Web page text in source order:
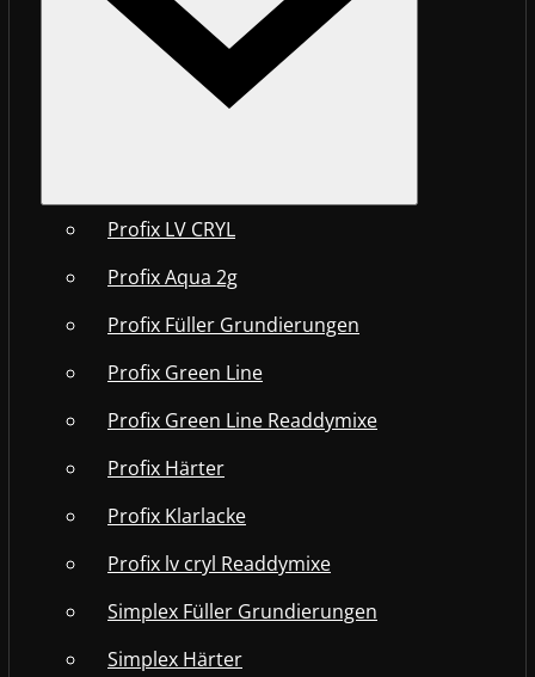
Profix LV CRYL
Profix Aqua 2g
Profix Füller Grundierungen
Profix Green Line
Profix Green Line Readdymixe
Profix Härter
Profix Klarlacke
Profix lv cryl Readdymixe
Simplex Füller Grundierungen
Simplex Härter